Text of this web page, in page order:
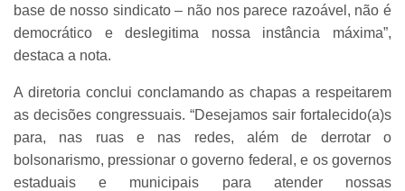
base de nosso sindicato – não nos parece razoável, não é
democrático e deslegitima nossa instância máxima”,
destaca a nota.
A diretoria conclui conclamando as chapas a respeitarem
as decisões congressuais. “Desejamos sair fortalecido(a)s
para, nas ruas e nas redes, além de derrotar o
bolsonarismo, pressionar o governo federal, e os governos
estaduais e municipais para atender nossas